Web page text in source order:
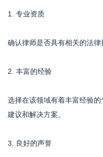
1. 专业资质
确认律师是否具有相关的法
2. 丰富的经验
选择在该领域有着丰富经验
建议和解决方案。
3. 良好的声誉